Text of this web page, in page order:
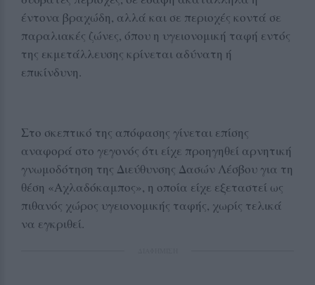
έντονα βραχώδη, αλλά και σε περιοχές κοντά σε
παραλιακές ζώνες, όπου η υγειονομική ταφή εντός
της εκμετάλλευσης κρίνεται αδύνατη ή
επικίνδυνη.
Στο σκεπτικό της απόφασης γίνεται επίσης
αναφορά στο γεγονός ότι είχε προηγηθεί αρνητική
γνωμοδότηση της Διεύθυνσης Δασών Λέσβου για τη
θέση «Αχλαδόκαμπος», η οποία είχε εξεταστεί ως
πιθανός χώρος υγειονομικής ταφής, χωρίς τελικά
να εγκριθεί.